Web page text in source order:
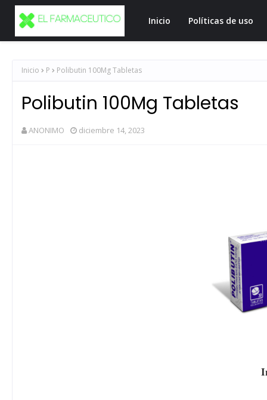
Inicio Políticas de uso
Inicio P Polibutin 100Mg Tabletas
Polibutin 100Mg Tabletas
ANONIMO diciembre 14, 2023